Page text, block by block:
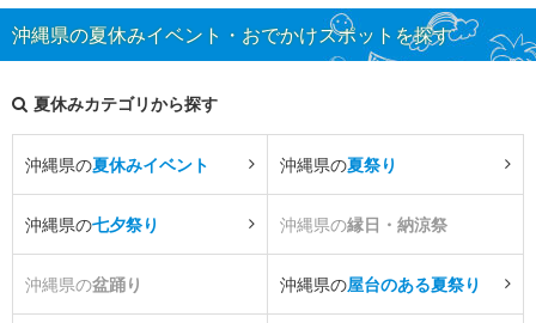
沖縄県の夏休みイベント・おでかけスポットを探す
夏休みカテゴリから探す
沖縄県の夏休みイベント 沖縄県の夏祭り
沖縄県の七夕祭り 沖縄県の縁日・納涼祭
沖縄県の盆踊り 沖縄県の屋台のある夏祭り